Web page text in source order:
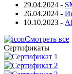
29.04.2024 -
26.04.2024 -
10.10.2023 -
Смотреть все
Сертификаты